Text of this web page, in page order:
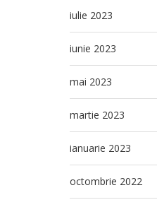
iulie 2023
iunie 2023
mai 2023
martie 2023
ianuarie 2023
octombrie 2022